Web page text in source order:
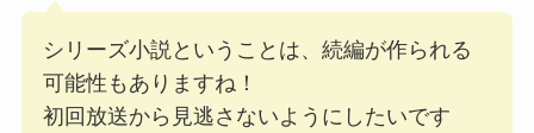
シリーズ小説ということは、続編が作られる
可能性もありますね！
初回放送から見逃さないようにしたいです